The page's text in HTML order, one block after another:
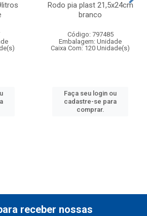
Rodo pia plast 21,5x24cm
branco
Código: 797485
Embalagem: Unidade
Caixa Com: 120 Unidade(s)
Faça seu login ou
cadastre-se para
comprar.
receber nossas